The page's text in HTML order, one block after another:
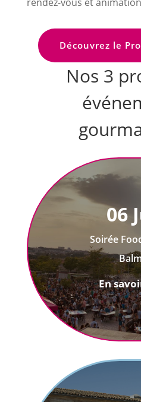
Découvrez le
Nos 3
06
Soirée
En